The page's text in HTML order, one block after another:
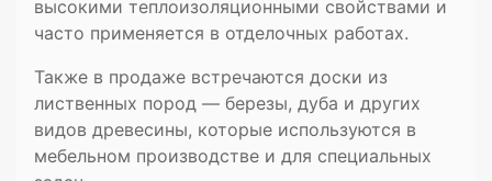
высокими теплоизоляционными свойствами и
часто применяется в отделочных работах.
Также в продаже встречаются доски из
лиственных пород — березы, дуба и других
видов древесины, которые используются в
мебельном производстве и для специальных